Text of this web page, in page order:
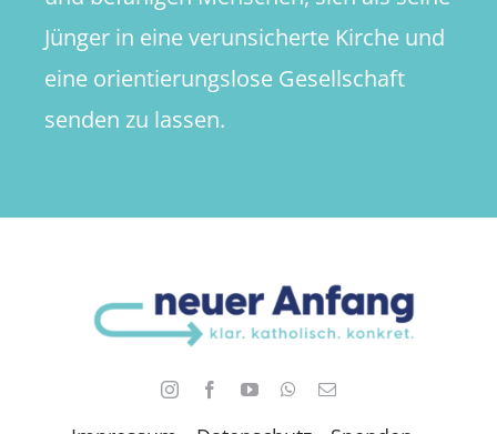
Jünger in eine verunsicherte Kirche und
eine orientierungslose Gesellschaft
senden zu lassen.